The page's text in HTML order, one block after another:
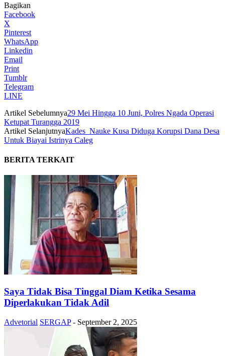
Bagikan
Facebook
X
Pinterest
WhatsApp
Linkedin
Email
Print
Tumblr
Telegram
LINE
Artikel Sebelumnya29 Mei Hingga 10 Juni, Polres Ngada Operasi
Ketupat Turangga 2019
Artikel SelanjutnyaKades Nauke Kusa Diduga Korupsi Dana Desa
Untuk Biayai Istrinya Caleg
BERITA TERKAIT
Saya Tidak Bisa Tinggal Diam Ketika Sesama
Diperlakukan Tidak Adil
Advetorial SERGAP - September 2, 2025